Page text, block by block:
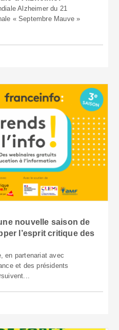
Alzheimer du 21
« Septembre Mauve »
nouvelle saison de
l’esprit critique des
en partenariat avec
et des présidents